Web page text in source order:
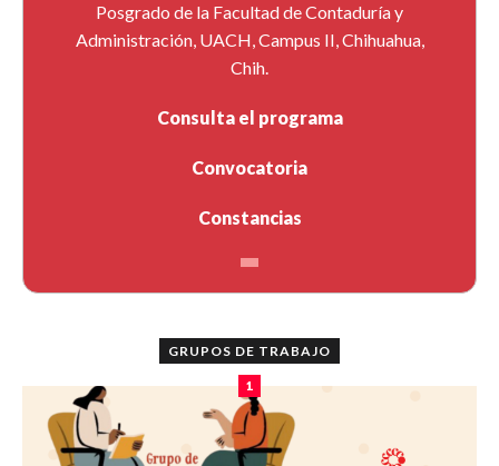
Posgrado de la Facultad de Contaduría y
Administración, UACH, Campus II, Chihuahua,
Chih.
Consulta el programa
Convocatoria
Constancias
GRUPOS DE TRABAJO
1